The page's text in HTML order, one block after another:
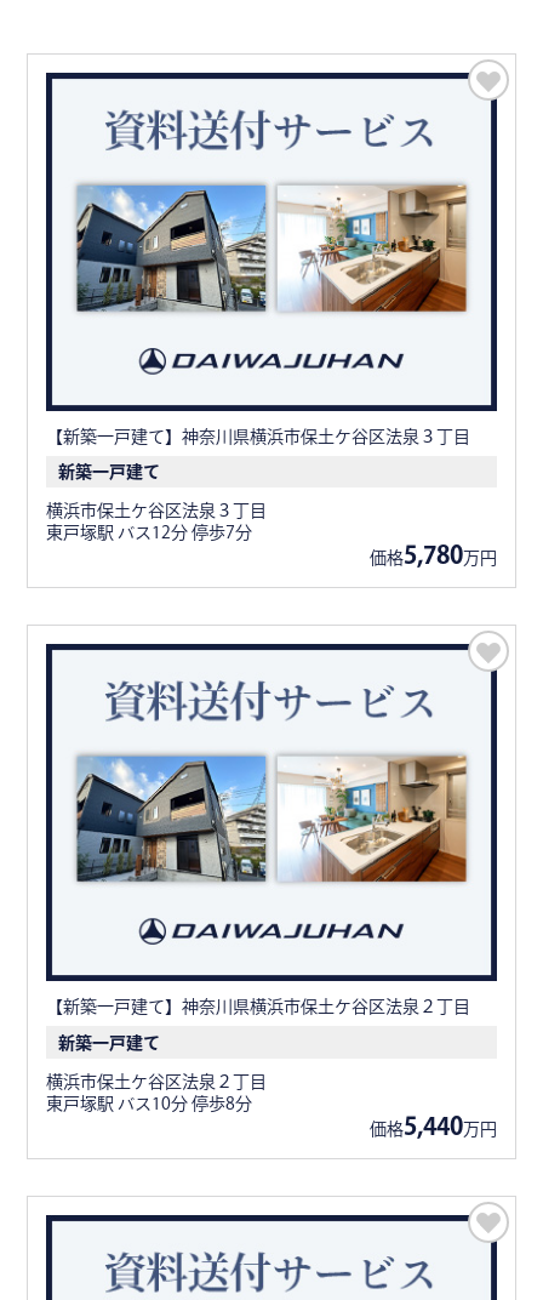
【新築一戸建て】神奈川県横浜市保土ケ谷区法泉３丁目
新築一戸建て
横浜市保土ケ谷区法泉３丁目
東戸塚駅 バス12分 停歩7分
価格5,780万円
【新築一戸建て】神奈川県横浜市保土ケ谷区法泉２丁目
新築一戸建て
横浜市保土ケ谷区法泉２丁目
東戸塚駅 バス10分 停歩8分
価格5,440万円